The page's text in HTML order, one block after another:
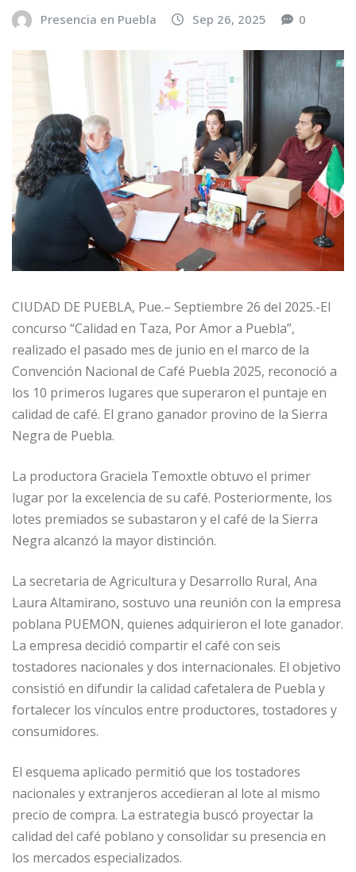
Presencia en Puebla Sep 26, 2025 0
CIUDAD DE PUEBLA, Pue.– Septiembre 26 del 2025.-El
concurso “Calidad en Taza, Por Amor a Puebla”,
realizado el pasado mes de junio en el marco de la
Convención Nacional de Café Puebla 2025, reconoció a
los 10 primeros lugares que superaron el puntaje en
calidad de café. El grano ganador provino de la Sierra
Negra de Puebla.
La productora Graciela Temoxtle obtuvo el primer
lugar por la excelencia de su café. Posteriormente, los
lotes premiados se subastaron y el café de la Sierra
Negra alcanzó la mayor distinción.
La secretaria de Agricultura y Desarrollo Rural, Ana
Laura Altamirano, sostuvo una reunión con la empresa
poblana PUEMON, quienes adquirieron el lote ganador.
La empresa decidió compartir el café con seis
tostadores nacionales y dos internacionales. El objetivo
consistió en difundir la calidad cafetalera de Puebla y
fortalecer los vínculos entre productores, tostadores y
consumidores.
El esquema aplicado permitió que los tostadores
nacionales y extranjeros accedieran al lote al mismo
precio de compra. La estrategia buscó proyectar la
calidad del café poblano y consolidar su presencia en
los mercados especializados.